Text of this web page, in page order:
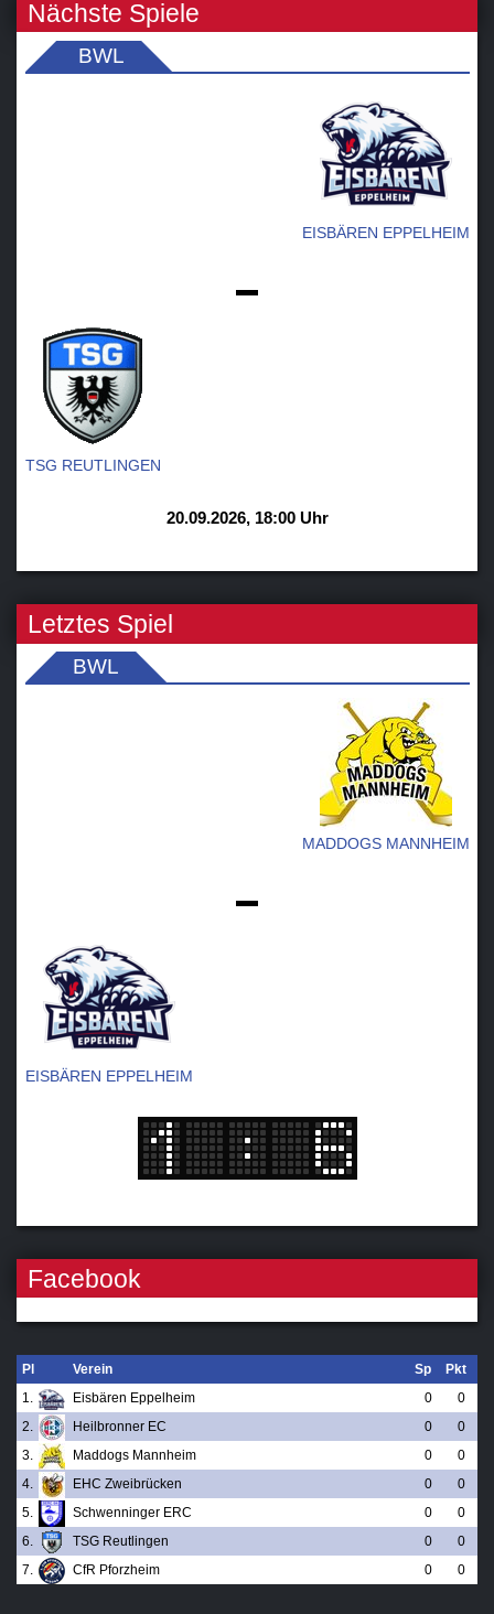
Nächste Spiele
BWL
EISBÄREN EPPELHEIM
-
TSG REUTLINGEN
20.09.2026, 18:00 Uhr
Letztes Spiel
BWL
MADDOGS MANNHEIM
-
EISBÄREN EPPELHEIM
Facebook
Pl Verein Sp
Pkt
1.
Eisbären Eppelheim 0
0
2.
Heilbronner EC 0
0
3.
Maddogs Mannheim 0
0
4.
EHC Zweibrücken 0
0
5.
Schwenninger ERC 0
0
6.
TSG Reutlingen 0
0
7.
CfR Pforzheim 0 0